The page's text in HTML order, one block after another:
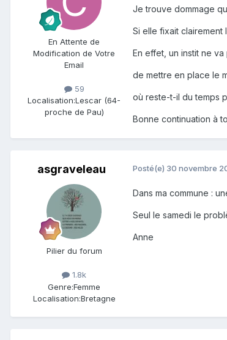
En Attente de
Modification de Votre
Email
59
Localisation:Lescar (64-
proche de Pau)
Je trouve dommage
Si elle fixait clairement
En effet, un instit ne
de mettre en place le
où reste-t-il du temps
Bonne continuation à
asgraveleau
Pilier du forum
1.8k
Genre:Femme
Localisation:Bretagne
Posté(e) 30 novembre
Dans ma commune :
Seul le samedi le
Anne